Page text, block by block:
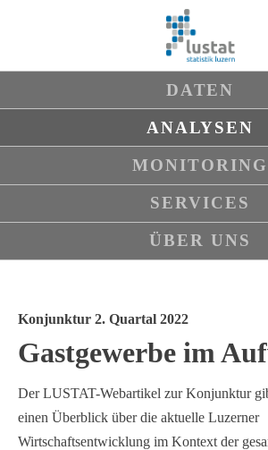
DATEN
ANALYSEN
MONITORING
SERVICES
ÜBER UNS
Konjunktur 2. Quartal 2022
Gastgewerbe im
Der LUSTAT-Webartikel zur Konjunktur
einen Überblick über die aktuelle Luzerner
Wirtschaftsentwicklung im Kontext der